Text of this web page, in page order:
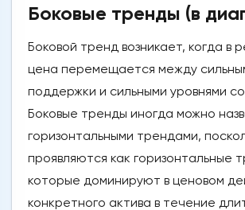
Боковые тренды (в
Боковой тренд возникает, когда в
цена перемещается между
поддержки и сильными уровнями
Боковые тренды иногда можно
горизонтальными трендами,
проявляются как горизонтальные
которые доминируют в ценовом
конкретного актива в течение